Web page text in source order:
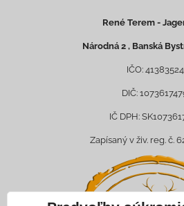
René Terem -
Národná 2 , Banská
IČO: 41383524
DIČ:
IČ DPH:
Zapísaný v živ. reg. č.